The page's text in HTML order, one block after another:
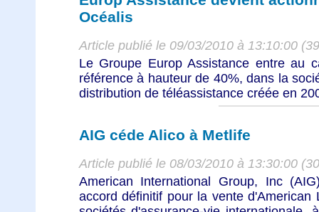
Océalis
Article publié le 09/03/2010 à 13:10:00
Le Groupe Europ Assistance entre au
référence à hauteur de 40%, dans la
distribution de téléassistance créée en
AIG céde Alico à Metlife
Article publié le 08/03/2010 à 13:30:00
American International Group, Inc
accord définitif pour la vente d'American